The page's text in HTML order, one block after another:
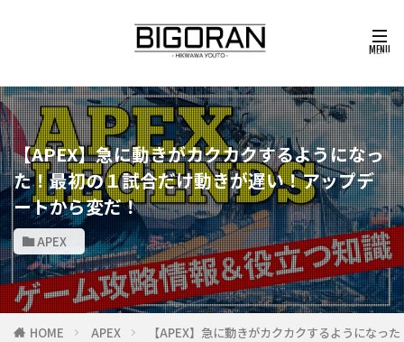
【APEX】急に動きがカクカクするようになっ
た！最初の１試合だけ動きが遅い！アップデ
ートから変だ！
APEX
HOME APEX 【APEX】急に動きがカクカクするようになっ